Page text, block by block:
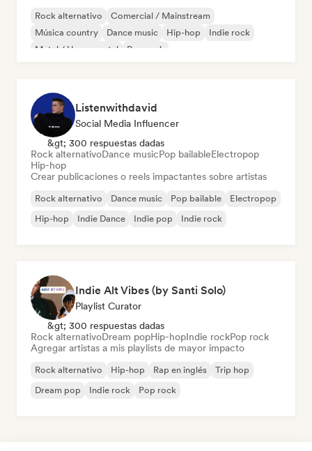
Rock alternativo
Comercial / Mainstream
Música country
Dance music Hip-hop
Indie rock
Metal / Heavy metal
Pop rock
Listenwithdavid
Social Media Influencer
&gt; 300 respuestas dadas
Rock alternativoDance musicPop bailableElectropop
Hip-hop
Crear publicaciones o reels impactantes sobre artistas
Rock alternativo Dance music Pop bailable
Electropop
Hip-hop
Indie Dance Indie pop Indie rock
Indie Alt Vibes (by Santi Solo)
Playlist Curator
&gt; 300 respuestas dadas
Rock alternativoDream popHip-hopIndie rockPop rock
Agregar artistas a mis playlists de mayor impacto
Rock alternativo Hip-hop Rap en inglés
Trip hop
Dream pop
Indie rock Pop rock